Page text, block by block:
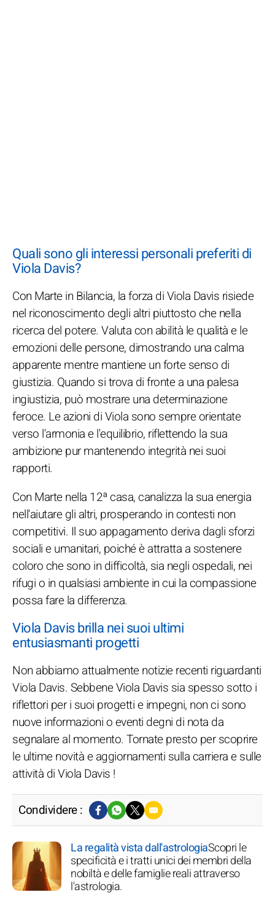
Quali sono gli interessi personali preferiti di
Viola Davis?
Con Marte in Bilancia, la forza di Viola Davis risiede
nel riconoscimento degli altri piuttosto che nella
ricerca del potere. Valuta con abilità le qualità e le
emozioni delle persone, dimostrando una calma
apparente mentre mantiene un forte senso di
giustizia. Quando si trova di fronte a una palesa
ingiustizia, può mostrare una determinazione
feroce. Le azioni di Viola sono sempre orientate
verso l'armonia e l'equilibrio, riflettendo la sua
ambizione pur mantenendo integrità nei suoi
rapporti.
Con Marte nella 12ª casa, canalizza la sua energia
nell'aiutare gli altri, prosperando in contesti non
competitivi. Il suo appagamento deriva dagli sforzi
sociali e umanitari, poiché è attratta a sostenere
coloro che sono in difficoltà, sia negli ospedali, nei
rifugi o in qualsiasi ambiente in cui la compassione
possa fare la differenza.
Viola Davis brilla nei suoi ultimi
entusiasmanti progetti
Non abbiamo attualmente notizie recenti riguardanti
Viola Davis. Sebbene Viola Davis sia spesso sotto i
riflettori per i suoi progetti e impegni, non ci sono
nuove informazioni o eventi degni di nota da
segnalare al momento. Tornate presto per scoprire
le ultime novità e aggiornamenti sulla carriera e sulle
attività di Viola Davis !
Condividere :
La regalità vista dall'astrologiaScopri le
specificità e i tratti unici dei membri della
nobiltà e delle famiglie reali attraverso
l'astrologia.